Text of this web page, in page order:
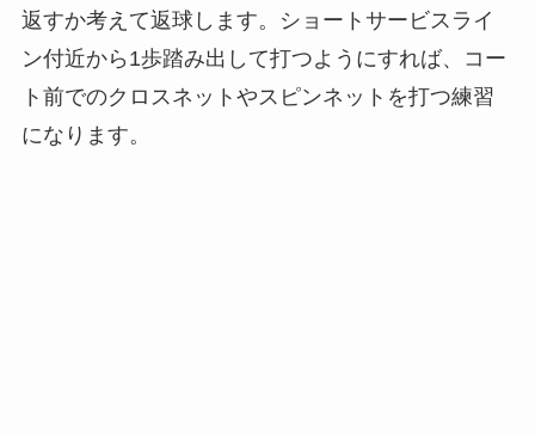
返すか考えて返球します。ショートサービスライ
ン付近から1歩踏み出して打つようにすれば、コー
ト前でのクロスネットやスピンネットを打つ練習
になります。